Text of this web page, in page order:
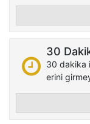
30
30 dakika
erini